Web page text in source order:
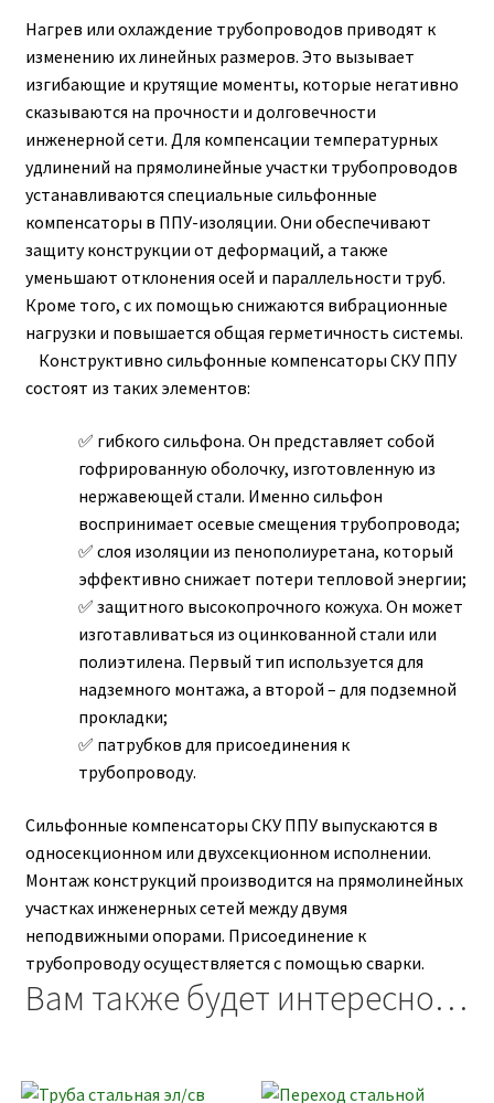
Нагрев или охлаждение трубопроводов приводят к
изменению их линейных размеров. Это вызывает
изгибающие и крутящие моменты, которые негативно
сказываются на прочности и долговечности
инженерной сети. Для компенсации температурных
удлинений на прямолинейные участки трубопроводов
устанавливаются специальные сильфонные
компенсаторы в ППУ-изоляции. Они обеспечивают
защиту конструкции от деформаций, а также
уменьшают отклонения осей и параллельности труб.
Кроме того, с их помощью снижаются вибрационные
нагрузки и повышается общая герметичность системы.
Конструктивно сильфонные компенсаторы СКУ ППУ
состоят из таких элементов:
гибкого сильфона. Он представляет собой
гофрированную оболочку, изготовленную из
нержавеющей стали. Именно сильфон
воспринимает осевые смещения трубопровода;
слоя изоляции из пенополиуретана, который
эффективно снижает потери тепловой энергии;
защитного высокопрочного кожуха. Он может
изготавливаться из оцинкованной стали или
полиэтилена. Первый тип используется для
надземного монтажа, а второй – для подземной
прокладки;
патрубков для присоединения к
трубопроводу.
Сильфонные компенсаторы СКУ ППУ выпускаются в
односекционном или двухсекционном исполнении.
Монтаж конструкций производится на прямолинейных
участках инженерных сетей между двумя
неподвижными опорами. Присоединение к
трубопроводу осуществляется с помощью сварки.
Вам также будет интересно…